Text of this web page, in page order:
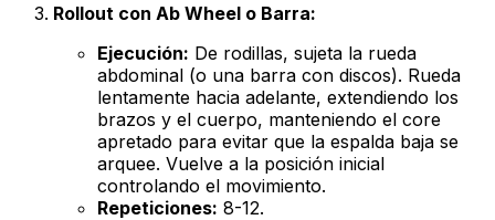
Rollout con Ab Wheel o Barra:
Ejecución: De rodillas, sujeta la rueda
abdominal (o una barra con discos). Rueda
lentamente hacia adelante, extendiendo los
brazos y el cuerpo, manteniendo el core
apretado para evitar que la espalda baja se
arquee. Vuelve a la posición inicial
controlando el movimiento.
Repeticiones: 8-12.